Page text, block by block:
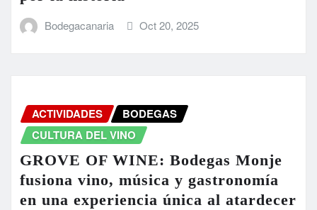
Bodegacanaria Oct 20, 2025
ACTIVIDADES
BODEGAS
CULTURA DEL VINO
GROVE OF WINE: Bodegas Monje
fusiona vino, música y gastronomía
en una experiencia única al atardecer